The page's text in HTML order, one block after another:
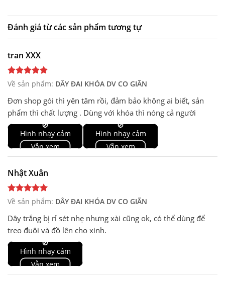
Đánh giá từ các sản phẩm tương tự
tran XXX
Về sản phẩm: DÂY ĐAI KHÓA DV CO GIÃN
Đơn shop gói thì yên tâm rồi, đảm bảo không ai biết, sản
phẩm thì chất lượng . Dùng với khóa thì nóng cả người
🚫
Hình nhạy cảm
Vẫn xem
🚫
Hình nhạy cảm
Vẫn xem
Nhật Xuân
Về sản phẩm: DÂY ĐAI KHÓA DV CO GIÃN
Dây trắng bị rỉ sét nhẹ nhưng xài cũng ok, có thể dùng để
treo đuôi và đồ lên cho xinh.
🚫
Hình nhạy cảm
Vẫn xem